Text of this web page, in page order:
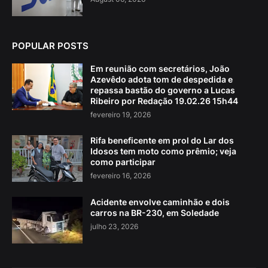
POPULAR POSTS
Em reunião com secretários, João
Azevêdo adota tom de despedida e
repassa bastão do governo a Lucas
Ribeiro por Redação 19.02.26 15h44
fevereiro 19, 2026
Rifa beneficente em prol do Lar dos
Idosos tem moto como prêmio; veja
como participar
fevereiro 16, 2026
Acidente envolve caminhão e dois
carros na BR-230, em Soledade
julho 23, 2026